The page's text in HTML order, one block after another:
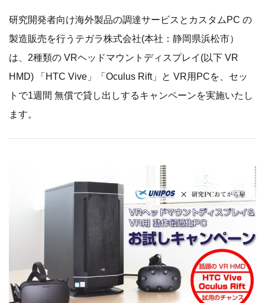
研究開発者向け海外製品の調達サービスとカスタムPC の
製造販売を行うテガラ株式会社(本社：静岡県浜松市）
は、2種類の VRヘッドマウントディスプレイ(以下 VR
HMD) 「HTC Vive」「Oculus Rift」と VR用PCを、セッ
トで1週間 無償で貸し出しするキャンペーンを実施いたし
ます。